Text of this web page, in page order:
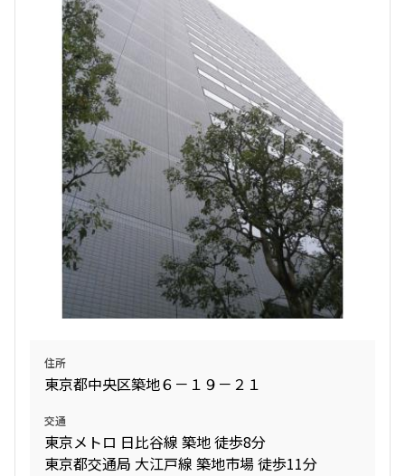
お部屋を再検索
検索結果の絞り込み
〜
管理費/共益費含む
礼金なし
敷金なし
礼金１ヶ月以下
フリーレント付き
間取り
1R〜1K
1DK〜1LDK
2LDK
4LDK〜
住所
東京都中央区築地６－１９－２１
交通
東京メトロ 日比谷線 築地 徒歩8分
東京都交通局 大江戸線 築地市場 徒歩11分